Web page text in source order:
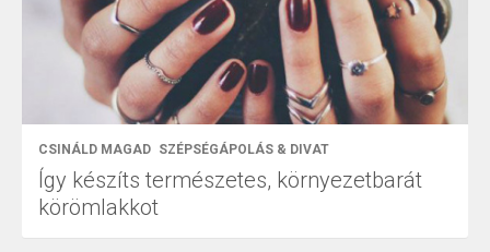
CSINÁLD MAGAD SZÉPSÉGÁPOLÁS & DIVAT
Így készíts természetes, környezetbarát
körömlakkot